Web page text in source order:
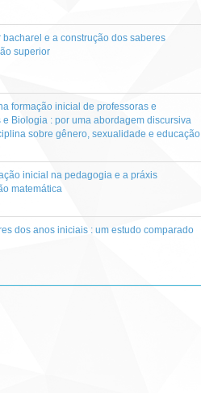
bacharel e a construção dos saberes
superior
formação inicial de professoras e
Biologia : por uma abordagem discursiva
sobre gênero, sexualidade e educação
inicial na pedagogia e a práxis
matemática
dos anos iniciais : um estudo comparado